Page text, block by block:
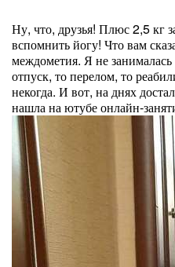
Ну, что, друзья! Плюс 2,5 кг
вспомнить йогу! Что вам
междометия. Я не занималась
отпуск, то перелом, то
некогда. И вот, на днях
нашла на ютубе онлайн-